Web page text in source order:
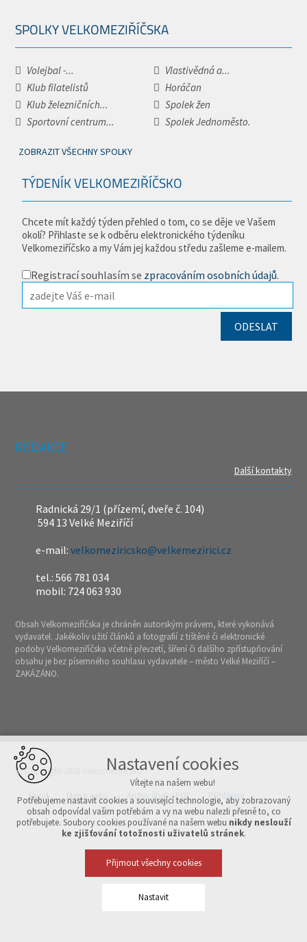
SPOLKY VELKOMEZIŘÍČSKA
Volejbal -...
Vlastivědná a...
Klub filatelistů
Horáčan
Klub železničních...
Spolek žen
Sportovní centrum...
Spolek Jednoměsto.
ZOBRAZIT VŠECHNY SPOLKY
TÝDENÍK VELKOMEZIŘÍČSKO
Chcete mít každý týden přehled o tom, co se děje ve Vašem
okolí? Přihlaste se k odběru elektronického týdeníku
Velkomeziříčsko a my Vám jej každou středu zašleme e-mailem.
Registrací souhlasím se zpracováním osobních údajů.
REDAKCE
Další kontakty
Radnická 29/1 (přízemí, dveře č. 104)
594 13 Velké Meziříčí
e-mail:velkomeziricsko@velkemezirici.cz
tel.: 566 781 034
mobil: 724 063 930
Obsah Velkomeziříčska je chráněn autorským právem, které vykonává
vydavatel. Jakékoliv užití článků a fotografií z tištěné či elektronické
podoby Velkomeziříčska včetně převzetí, šíření či dalšího zpřístupňování
obsahu je bez písemného souhlasu vydavatele – město Velké Meziříčí –
ZAKÁZÁNO.
© Copyright 2026 Velkomeziříčsko
Úvod Mapa webu Archiv čísel v PDF Přihlášení
Vytvořeno v xart.cz
Nastavení cookies
Vítejte na našem webu!
Potřebujeme nastavit cookies a související technologie, aby zobrazovaný
obsah odpovídal vašim potřebám a vy na webu nalezli přesně to, co
potřebujete. Soubory cookies používané na našem webu nikdy neslouží
ke zjišťování totožnosti uživatelů stránek.
Přijmout všechny cookies
Nastavit